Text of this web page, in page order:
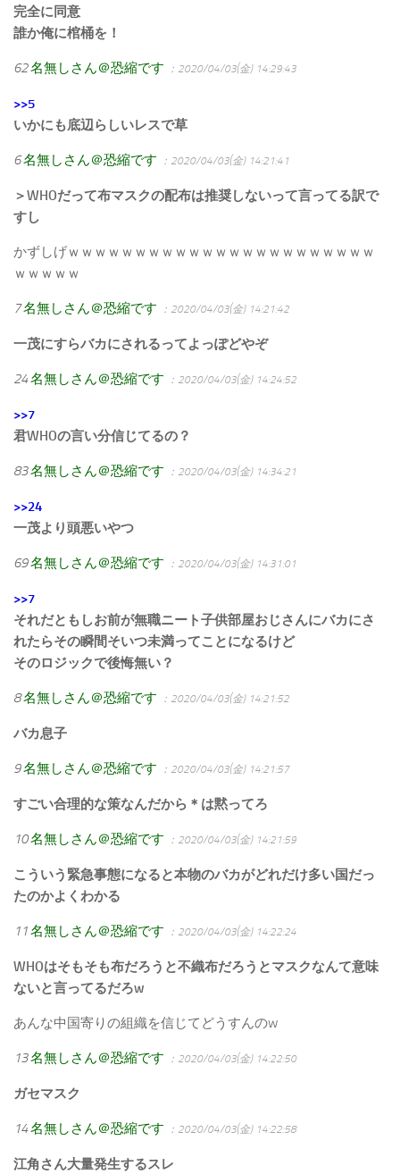
完全に同意
誰か俺に棺桶を！
62名無しさん＠恐縮です ：2020/04/03(金) 14:29:43
>>5
いかにも底辺らしいレスで草
6名無しさん＠恐縮です ：2020/04/03(金) 14:21:41
＞WHOだって布マスクの配布は推奨しないって言ってる訳で
すし
かずしげｗｗｗｗｗｗｗｗｗｗｗｗｗｗｗｗｗｗｗｗｗｗｗ
ｗｗｗｗｗ
7名無しさん＠恐縮です ：2020/04/03(金) 14:21:42
一茂にすらバカにされるってよっぽどやぞ
24名無しさん＠恐縮です ：2020/04/03(金) 14:24:52
>>7
君WHOの言い分信じてるの？
83名無しさん＠恐縮です ：2020/04/03(金) 14:34:21
>>24
一茂より頭悪いやつ
69名無しさん＠恐縮です ：2020/04/03(金) 14:31:01
>>7
それだともしお前が無職ニート子供部屋おじさんにバカにさ
れたらその瞬間そいつ未満ってことになるけど
そのロジックで後悔無い？
8名無しさん＠恐縮です ：2020/04/03(金) 14:21:52
バカ息子
9名無しさん＠恐縮です ：2020/04/03(金) 14:21:57
すごい合理的な策なんだから＊は黙ってろ
10名無しさん＠恐縮です ：2020/04/03(金) 14:21:59
こういう緊急事態になると本物のバカがどれだけ多い国だっ
たのかよくわかる
11名無しさん＠恐縮です ：2020/04/03(金) 14:22:24
WHOはそもそも布だろうと不織布だろうとマスクなんて意味
ないと言ってるだろw
あんな中国寄りの組織を信じてどうすんのw
13名無しさん＠恐縮です ：2020/04/03(金) 14:22:50
ガセマスク
14名無しさん＠恐縮です ：2020/04/03(金) 14:22:58
江角さん大量発生するスレ